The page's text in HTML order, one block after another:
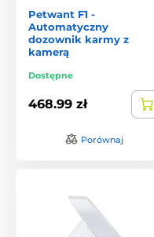
Petwant F1 -
Automatyczny
dozownik karmy z
kamerą
Dostępne
468.99 zł
Porównaj